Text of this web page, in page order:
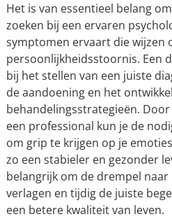
Het is van essentieel belang
zoeken bij een ervaren
symptomen ervaart die wijzen
persoonlijkheidsstoornis. Een
bij het stellen van een juiste
de aandoening en het
behandelingsstrategieën.
een professional kun je de
om grip te krijgen op je
zo een stabieler en gezonder
belangrijk om de drempel
verlagen en tijdig de juiste
een betere kwaliteit van leven.